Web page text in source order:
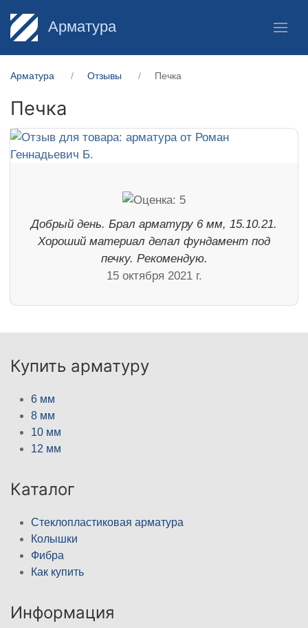
Арматура
Арматура Отзывы Печка
Печка
Добрый день. Брал арматуру 6 мм, 15.10.21.
Хороший материал делал фундамент под
печку. Рекомендую.
15 октября 2021 г.
Купить арматуру
6 мм
8 мм
10 мм
12 мм
Каталог
Стеклопластиковая арматура
Колышки
Фибра
Как купить
Информация